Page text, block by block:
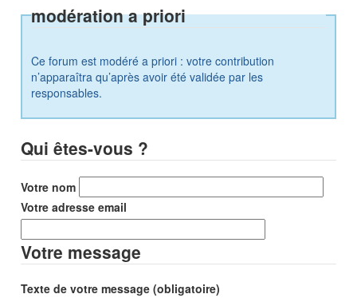
modération a priori
Ce forum est modéré a priori : votre contribution
n’apparaîtra qu’après avoir été validée par les
responsables.
Qui êtes-vous ?
Votre nom
Votre adresse email
Votre message
Texte de votre message (obligatoire)